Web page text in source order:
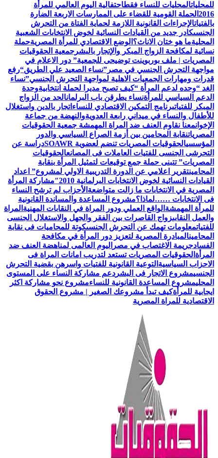
للمحلياتالمحليات للنساء فقطاحتفالية اليوم العالمي للمرأة
2016 الحملة القومية للقضاء على الممارسات الاربعة الضارة
بالفتياتالإجراءات القانونية اللازمة لحماية الفتاة من التحرش
الجنسىكادر جديد من القيادات النسائية لخوض الانتخابات الشعبية
المحليةما هو ختان الاناث؟ الوضع الاقتصادي للمرأة المصريةحملة
نسائية لمكافحة الزواج المبكر والإتجار بالبشر جمعية الحقوقيات
المصريات | ملف بوربوينت توضيحى للجمعية” دور الاعلام في
مواجهة التحرش الجنسي في مصر”نساء الصعيد علي الطريق“رفع
قدرات ومهارات الجمعيات الاهلية لمواجهة التحرش الجنسي”نساء
الغد “وحده لدعم المرأة “كيف تصبح مديرا لحملة انتخابيةوحدة
الدعم السياسي للمرأةنساء يطرقن باب البرلمانالحد من الزواج
المبكر للفتياتبرنامج التمكين الاقتصادي للنساء اتجار بالدين واستغلال
للأطفال والنساء في ميداني رابعة العدويةوالنهضة من جماعة
الإخوانمعنا نقاوم العنف ضد المراة المهمشة جمعية الحقوقيات
المصرياتنقابة المحامين بين أزمة الصراع السياسي والدور
المؤسسيالحقوقيات المصريات تنضم لعضوية SOAWR
دراسة عن
التحرشى الجنسى للفتيات العاملات فى المصانعالحقوقيات
المصريات” تتبنى حملة جمع توقيعات لتمثيل المرأة بنقابة
المحامينتقرير اعلامي عن الدورة التدريبية الاولي لمشروع” اعداد
القيادات النسائية لخوض الانتخابات البرلمانية 2010″
مشاركة المرأة
المصرية في الانتخابات ما زالت متواضعة الأحزاب لم ترشح النساء
فى الانتخابات ……لماذا؟مشروع المساعدة والمساندة القانونية
للمرأة المهمشة الواقع العملي ودور المراة في النقابات المهنية المراة
والعمل النقابىزواج القاصرات بين الفقر والجهل والاستغلال الجنسى
للفتياتمعلومات تهمك عن التحرش الجنسىكوتة للمحاميات فى نقابة
المحامينالمبادرة المصرية لتعزيز دور المرأة في مكافحة
الفسادجريمة الاغتصاب في مصر اليوم العالمى لمناهضة العنف ضد
المرأة الحقوقيات المصريات تستعد لتدريب امانات المراة فى
الاحزاب السياسية التوعية القانونية للفتيات واسرهن بقضية التحرش
الجنسيمشروع الاتجار فى البشر دعم مشاركة النساء على المستوى
المحليمشروع المساعدة القانونية للنساءمشروع نحو مشاركة اكثر
ايجابية للمرأةكيف تبدأ مشروعك الصغير | مشروع الحقوق
الاقتصادية للمراة المصرية